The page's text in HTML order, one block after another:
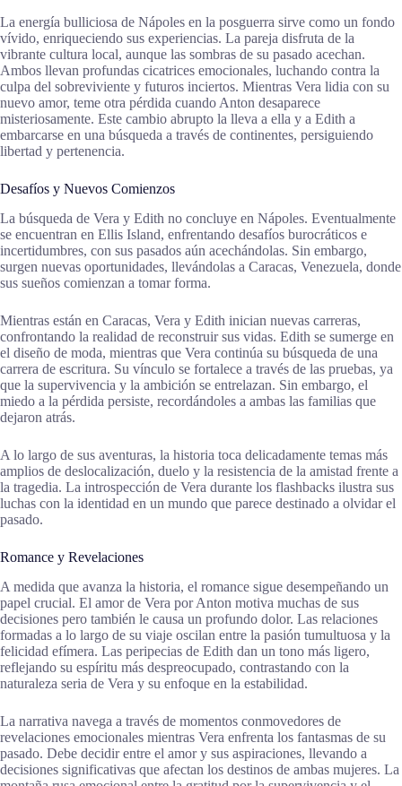
La energía bulliciosa de Nápoles en la posguerra sirve como un fondo
vívido, enriqueciendo sus experiencias. La pareja disfruta de la
vibrante cultura local, aunque las sombras de su pasado acechan.
Ambos llevan profundas cicatrices emocionales, luchando contra la
culpa del sobreviviente y futuros inciertos. Mientras Vera lidia con su
nuevo amor, teme otra pérdida cuando Anton desaparece
misteriosamente. Este cambio abrupto la lleva a ella y a Edith a
embarcarse en una búsqueda a través de continentes, persiguiendo
libertad y pertenencia.
Desafíos y Nuevos Comienzos
La búsqueda de Vera y Edith no concluye en Nápoles. Eventualmente
se encuentran en Ellis Island, enfrentando desafíos burocráticos e
incertidumbres, con sus pasados aún acechándolas. Sin embargo,
surgen nuevas oportunidades, llevándolas a Caracas, Venezuela, donde
sus sueños comienzan a tomar forma.
Mientras están en Caracas, Vera y Edith inician nuevas carreras,
confrontando la realidad de reconstruir sus vidas. Edith se sumerge en
el diseño de moda, mientras que Vera continúa su búsqueda de una
carrera de escritura. Su vínculo se fortalece a través de las pruebas, ya
que la supervivencia y la ambición se entrelazan. Sin embargo, el
miedo a la pérdida persiste, recordándoles a ambas las familias que
dejaron atrás.
A lo largo de sus aventuras, la historia toca delicadamente temas más
amplios de deslocalización, duelo y la resistencia de la amistad frente a
la tragedia. La introspección de Vera durante los flashbacks ilustra sus
luchas con la identidad en un mundo que parece destinado a olvidar el
pasado.
Romance y Revelaciones
A medida que avanza la historia, el romance sigue desempeñando un
papel crucial. El amor de Vera por Anton motiva muchas de sus
decisiones pero también le causa un profundo dolor. Las relaciones
formadas a lo largo de su viaje oscilan entre la pasión tumultuosa y la
felicidad efímera. Las peripecias de Edith dan un tono más ligero,
reflejando su espíritu más despreocupado, contrastando con la
naturaleza seria de Vera y su enfoque en la estabilidad.
La narrativa navega a través de momentos conmovedores de
revelaciones emocionales mientras Vera enfrenta los fantasmas de su
pasado. Debe decidir entre el amor y sus aspiraciones, llevando a
decisiones significativas que afectan los destinos de ambas mujeres. La